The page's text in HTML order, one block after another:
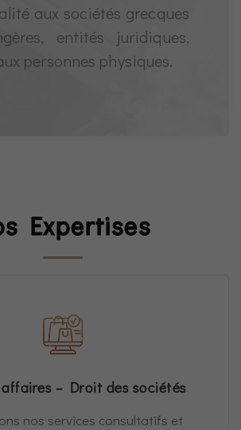
aux sociétés grecques
entités juridiques,
personnes physiques.
Expertises
– Droit des sociétés
nos services consultatifs et